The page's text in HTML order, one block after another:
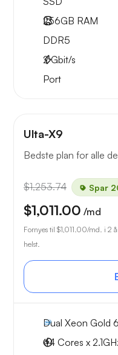
256GB RAM
DDR5
2Gbit/s
Port
Ulta-X9
Bedste plan for alle
$1,253.74 Spar
$1,011.00 /md
Fornyes til $1,011.00/md. i 2
helst.
Dual Xeon Gold
44 Cores x